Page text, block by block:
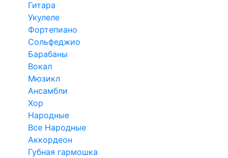
Гитара
Укулеле
Фортепиано
Сольфеджио
Барабаны
Вокал
Мюзикл
Ансамбли
Хор
Народные
Все Народные
Аккордеон
Губная гармошка